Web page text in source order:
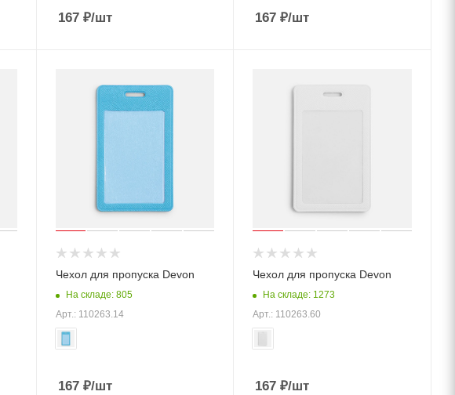
167₽/шт 167 ₽/шт
Чехол для пропуска Devon
На складе: 805
Арт.: 110263.14
167₽/шт
Чехол для пропуска Devon
На складе: 1273
Арт.: 110263.60
167 ₽/шт